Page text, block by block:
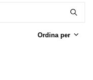
Ordina per